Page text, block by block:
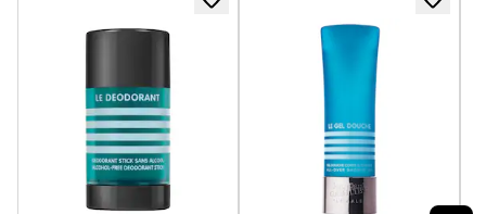
forme de couronne majestueuse laquée d'or.
Vous aussi, succombez au charisme outrageux
de Scandal Absolu pour homme de Jean Paul
Gaultier. Le scandale ne fait que commencer.